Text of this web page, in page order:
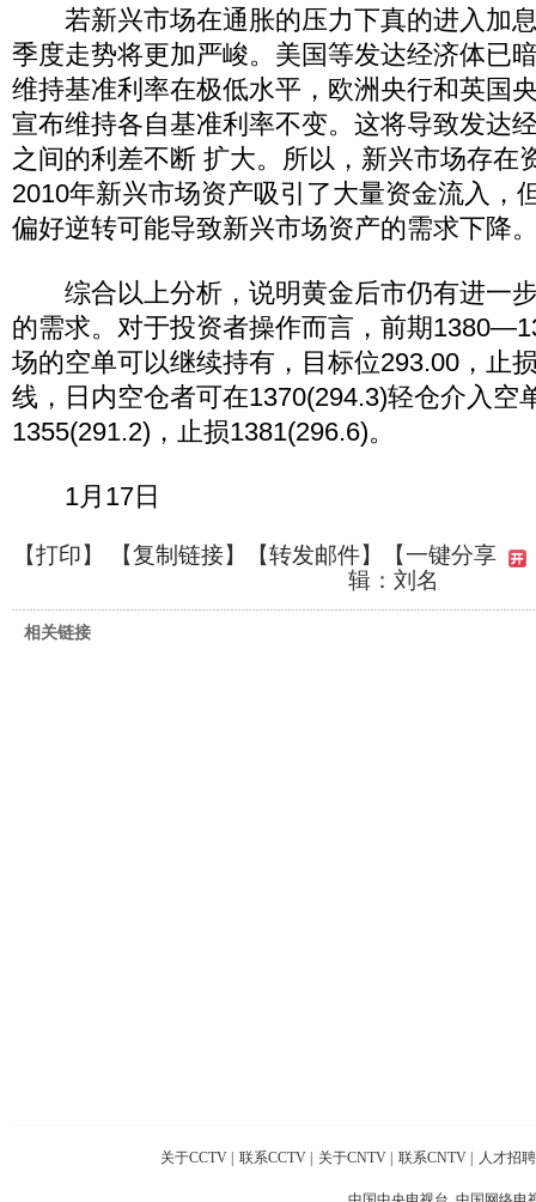
若新兴市场在通胀的压力下真的进入加
季度走势将更加严峻。美国等发达经济体已
维持基准利率在极低水平，欧洲央行和英国
宣布维持各自基准利率不变。这将导致发达
之间的利差不断 扩大。所以，新兴市场存在
2010年新兴市场资产吸引了大量资金流入，
偏好逆转可能导致新兴市场资产的需求下降
综合以上分析，说明黄金后市仍有进一
的需求。对于投资者操作而言，前期
场的空单可以继续持有，目标位293.00，止
线，日内空仓者可在1370(294.3)轻仓介入空
1355(291.2)，止损1381(296.6)。
1月17日
【打印】 【复制链接】【转发邮件】
【一键分享
辑：刘名
相关链接
关于CCTV | 联系CCTV | 关于CNTV | 联系CNTV | 人才招聘